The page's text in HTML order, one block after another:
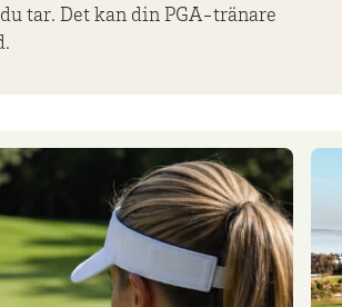
tar. Det kan din PGA-tränare